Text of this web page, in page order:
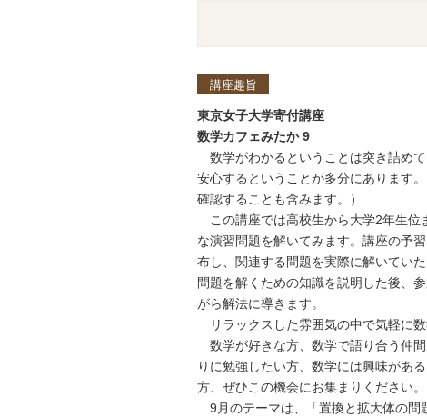
講座趣旨
東京女子大学寄付講座
数学カフェみたか 9
数学がわかるということは突き詰め
安心するということが多分にあります
確認することも含みます。）
この講座では高校生から大学2年生位
な演習問題を解いてみます。講座の予
布し、関連する問題を実際に解いてい
問題を解くための知識を説明した後、
がら解法に導きます。
リラックスした雰囲気の中で気軽に
数学が好きな方、数学で語り合う仲
りに勉強したい方、数学には興味があ
方、ぜひこの機会にお集まりください。
9月のテーマは、「置換と拡大体の問